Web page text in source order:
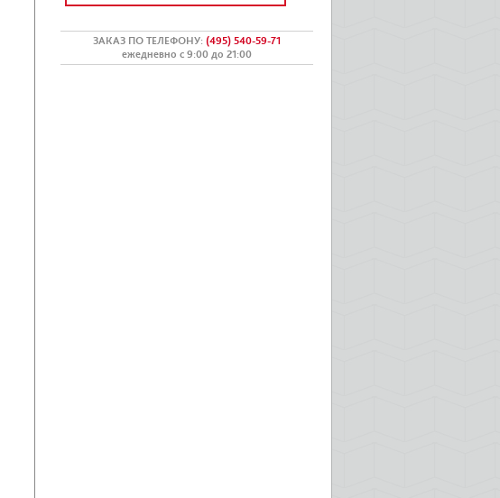
ЗАКАЗ ПО ТЕЛЕФОНУ: (495) 540-59-71
ежедневно с 9:00 до 21:00